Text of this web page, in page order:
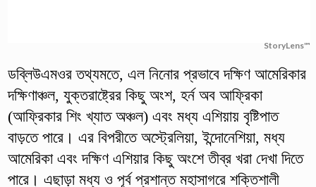
StoryLens™
ডব্লিউএমওর তথ্যমতে, এল নিনোর প্রভাবে দক্ষিণ আমেরিকার
দক্ষিণাঞ্চল, যুক্তরাষ্ট্রের কিছু অংশ, হর্ন অব আফ্রিকা
(আফ্রিকার শিং খ্যাত অঞ্চল) এবং মধ্য এশিয়ায় বৃষ্টিপাত
বাড়তে পারে। এর বিপরীতে অস্ট্রেলিয়া, ইন্দোনেশিয়া, মধ্য
আমেরিকা এবং দক্ষিণ এশিয়ার কিছু অংশে তীব্র খরা দেখা দিতে
পারে। এছাড়া মধ্য ও পূর্ব প্রশান্ত মহাসাগরে শক্তিশালী